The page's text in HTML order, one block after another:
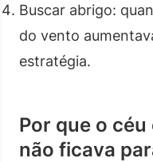
Buscar abrigo:
do vento
estratégia.
Por que o
não ficava